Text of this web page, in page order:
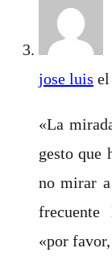
jose luis
«La
gesto que
no mirar a
frecuente
«por